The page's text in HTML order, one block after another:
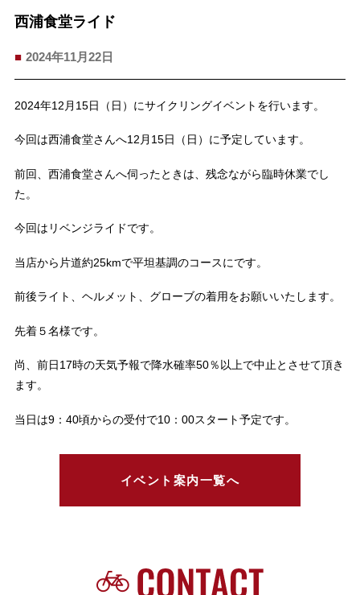
西浦食堂ライド
2024年11月22日
2024年12月15日（日）にサイクリングイベントを行います。
今回は西浦食堂さんへ12月15日（日）に予定しています。
前回、西浦食堂さんへ伺ったときは、残念ながら臨時休業でし
た。
今回はリベンジライドです。
当店から片道約25kmで平坦基調のコースにです。
前後ライト、ヘルメット、グローブの着用をお願いいたします。
先着５名様です。
尚、前日17時の天気予報で降水確率50％以上で中止とさせて頂き
ます。
当日は9：40頃からの受付で10：00スタート予定です。
イベント案内一覧へ